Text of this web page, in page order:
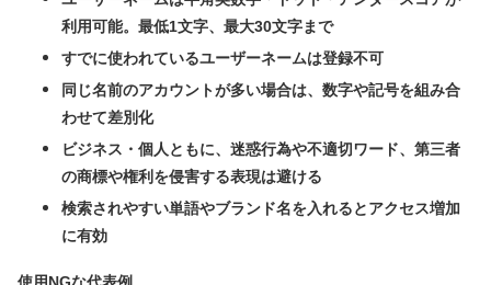
利用可能。最低1文字、最大30文字まで
すでに使われているユーザーネームは登録不可
同じ名前のアカウントが多い場合は、数字や記号を組み合
わせて差別化
ビジネス・個人ともに、迷惑行為や不適切ワード、第三者
の商標や権利を侵害する表現は避ける
検索されやすい単語やブランド名を入れるとアクセス増加
に有効
使用NGな代表例